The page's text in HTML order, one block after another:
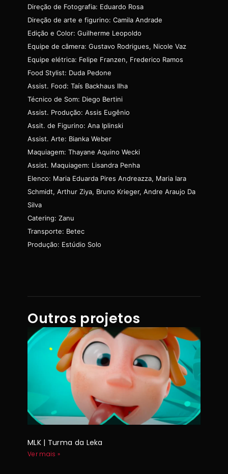
Direção de Fotografia: Eduardo Rosa
Direção de arte e figurino: Camila Andrade
Edição e Color: Guilherme Leopoldo
Equipe de câmera: Gustavo Rodrigues, Nicole Vaz
Equipe elétrica: Felipe Franzen, Frederico Ramos
Food Stylist: Duda Pedone
Assist. Food: Taís Backhaus Ilha
Técnico de Som: Diego Bertini
Assist. Produção: Assis Eugênio
Assit. de Figurino: Ana Iplinski
Assist. Arte: Bianka Weber
Maquiagem: Thayane Aquino Wecki
Assist. Maquiagem: Lisandra Penha
Elenco: Maria Eduarda Pires Andreazza, Maria Iara
Schmidt, Arthur Ziya, Bruno Krieger, Andre Araujo Da
Silva
Catering: Zanu
Transporte: Betec
Produção: Estúdio Solo
Outros projetos
MLK | Turma da Leka
Ver mais »